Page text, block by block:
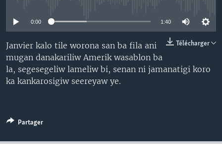
0:00 1:40
Télécharger
Janvier kalo tile worona san ba fila ani
mugan danakariliw Amerik wasablon ba
la, segesegeliw lameliw bi, senan ni jamanatigi koro
ka kankarosigiw seereyaw ye.
Partager